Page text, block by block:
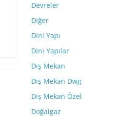
Devreler
Diğer
Dini Yapı
Dini Yapılar
Dış Mekan
Dış Mekan Dwg
Dış Mekan Özel
Doğalgaz